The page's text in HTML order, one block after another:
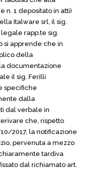
n. 1 depositato in atti)
Italware srl, il sig.
rapp.te sig.
si apprende che in
della
documentazione
il sig. Ferilli
specifiche
dalla
dal verbale in
che, rispetto
2017, la notificazione
pervenuta a mezzo
tardiva
dal richiamato art.